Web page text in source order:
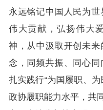
永远铭记中国人民为
伟大贡献，弘扬伟大
神，从中汲取开创未
念，同频共振、同心同
扎实践行“为国履职、
政协履职能力水平，共